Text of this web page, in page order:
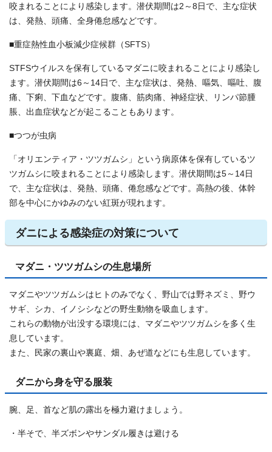
咬まれることにより感染します。潜伏期間は2～8日で、主な症状
は、発熱、頭痛、全身倦怠感などです。
■重症熱性血小板減少症候群（SFTS）
STFSウイルスを保有しているマダニに咬まれることにより感染し
ます。潜伏期間は6～14日で、主な症状は、発熱、嘔気、嘔吐、腹
痛、下痢、下血などです。腹痛、筋肉痛、神経症状、リンパ節腫
脹、出血症状などが起こることもあります。
■つつが虫病
「オリエンティア・ツツガムシ」という病原体を保有しているツ
ツガムシに咬まれることにより感染します。潜伏期間は5～14日
で、主な症状は、発熱、頭痛、倦怠感などです。高熱の後、体幹
部を中心にかゆみのない紅斑が現れます。
ダニによる感染症の対策について
マダニ・ツツガムシの生息場所
マダニやツツガムシはヒトのみでなく、野山では野ネズミ、野ウ
サギ、シカ、イノシシなどの野生動物を吸血します。
これらの動物が出没する環境には、マダニやツツガムシを多く生
息しています。
また、民家の裏山や裏庭、畑、あぜ道などにも生息しています。
ダニから身を守る服装
腕、足、首など肌の露出を極力避けましょう。
・半そで、半ズボンやサンダル履きは避ける